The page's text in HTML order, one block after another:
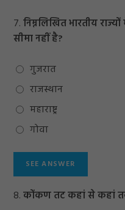
7.निम्नलिखित भारतीय
सीमा नहीं है?
गुजरात
राजस्थान
महाराष्ट्र
गोवा
8.कोंकण तट कहां से कहां